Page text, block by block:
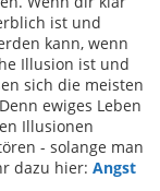
ist und
kann, wenn
Illusion ist und
sich die meisten
ewiges Leben
Illusionen
- solange man
dazu hier: Angst